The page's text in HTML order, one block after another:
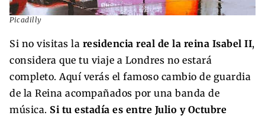
Picadilly
Si no visitas la residencia real de la reina Isabel II,
considera que tu viaje a Londres no estará
completo. Aquí verás el famoso cambio de guardia
de la Reina acompañados por una banda de
música. Si tu estadía es entre Julio y Octubre